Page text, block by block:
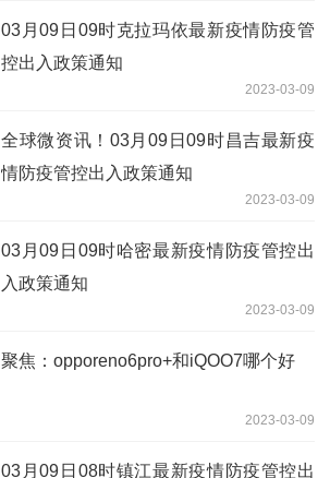
03月09日09时克拉玛依最新疫情防疫管
控出入政策通知
2023-03-09
全球微资讯！03月09日09时昌吉最新疫
情防疫管控出入政策通知
2023-03-09
03月09日09时哈密最新疫情防疫管控出
入政策通知
2023-03-09
聚焦：opporeno6pro+和iQOO7哪个好
2023-03-09
03月09日08时镇江最新疫情防疫管控出